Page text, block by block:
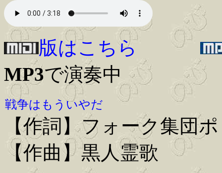
版はこちら
MP3で演奏中
戦争はもういやだ
【作詞】フォーク集団
【作曲】黒人霊歌